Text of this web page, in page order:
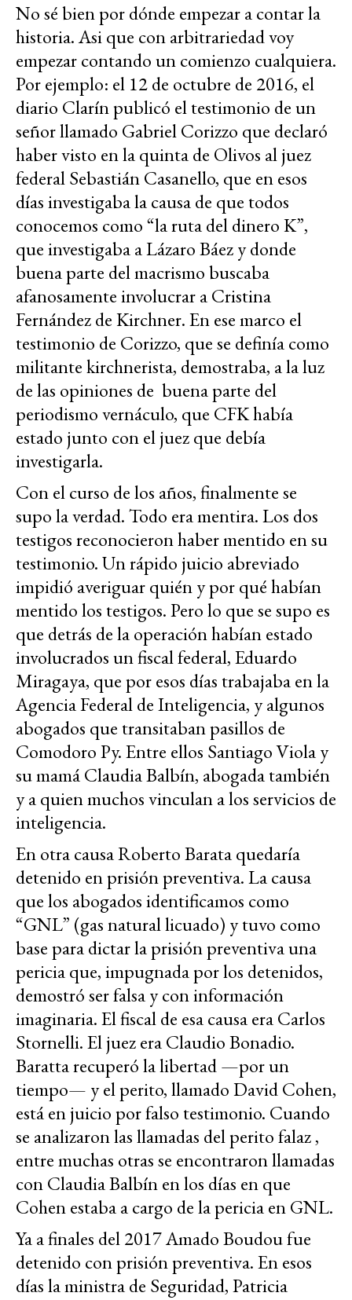
No sé bien por dónde empezar a contar la
historia. Asi que con arbitrariedad voy
empezar contando un comienzo cualquiera.
Por ejemplo: el 12 de octubre de 2016, el
diario Clarín publicó el testimonio de un
señor llamado Gabriel Corizzo que declaró
haber visto en la quinta de Olivos al juez
federal Sebastián Casanello, que en esos
días investigaba la causa de que todos
conocemos como “la ruta del dinero K”,
que investigaba a Lázaro Báez y donde
buena parte del macrismo buscaba
afanosamente involucrar a Cristina
Fernández de Kirchner. En ese marco el
testimonio de Corizzo, que se definía como
militante kirchnerista, demostraba, a la luz
de las opiniones de buena parte del
periodismo vernáculo, que CFK había
estado junto con el juez que debía
investigarla.
Con el curso de los años, finalmente se
supo la verdad. Todo era mentira. Los dos
testigos reconocieron haber mentido en su
testimonio. Un rápido juicio abreviado
impidió averiguar quién y por qué habían
mentido los testigos. Pero lo que se supo es
que detrás de la operación habían estado
involucrados un fiscal federal, Eduardo
Miragaya, que por esos días trabajaba en la
Agencia Federal de Inteligencia, y algunos
abogados que transitaban pasillos de
Comodoro Py. Entre ellos Santiago Viola y
su mamá Claudia Balbín, abogada también
y a quien muchos vinculan a los servicios de
inteligencia.
En otra causa Roberto Barata quedaría
detenido en prisión preventiva. La causa
que los abogados identificamos como
“GNL” (gas natural licuado) y tuvo como
base para dictar la prisión preventiva una
pericia que, impugnada por los detenidos,
demostró ser falsa y con información
imaginaria. El fiscal de esa causa era Carlos
Stornelli. El juez era Claudio Bonadio.
Baratta recuperó la libertad —por un
tiempo— y el perito, llamado David Cohen,
está en juicio por falso testimonio. Cuando
se analizaron las llamadas del perito falaz ,
entre muchas otras se encontraron llamadas
con Claudia Balbín en los días en que
Cohen estaba a cargo de la pericia en GNL.
Ya a finales del 2017 Amado Boudou fue
detenido con prisión preventiva. En esos
días la ministra de Seguridad, Patricia